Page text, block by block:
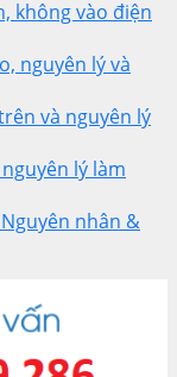
không vào điện
nguyên lý và
và nguyên lý
lý làm
nhân &